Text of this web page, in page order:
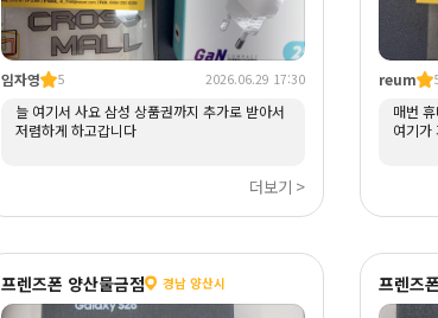
임자영 5 2026.06.29 17:30
늘 여기서 사요 삼성 상품권까지 추가로 받아서
저렴하게 하고갑니다
더보기 >
reum
매번
여기가
프렌즈폰 양산물금점 경남 양산시 프렌즈